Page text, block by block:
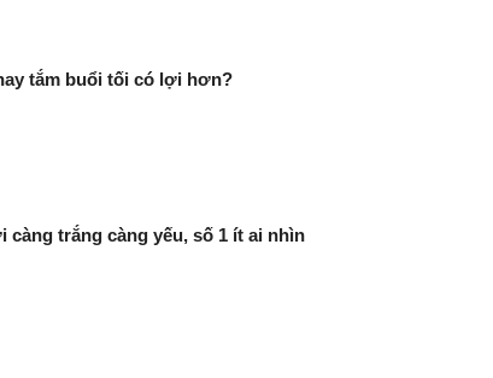
tắm buổi tối có lợi hơn?
càng trắng càng yếu, số 1 ít ai nhìn